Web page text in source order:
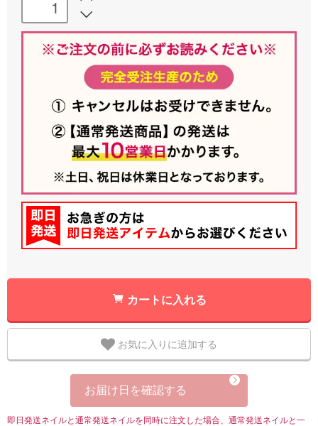
カートに入れる
お気に入りに追加する
お届け日を確認する
即日発送ネイルと通常発送ネイルを同時に注文した場合、通常発送ネイルと一